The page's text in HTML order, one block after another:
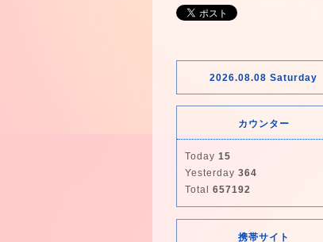
2026.08.08 Saturday
カウンター
Today 15
Yesterday 364
Total 657192
携帯サイト